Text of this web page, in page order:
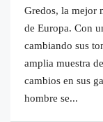
Gredos, la mejor
de Europa. Con
cambiando sus
amplia muestra
cambios en sus
hombre se...